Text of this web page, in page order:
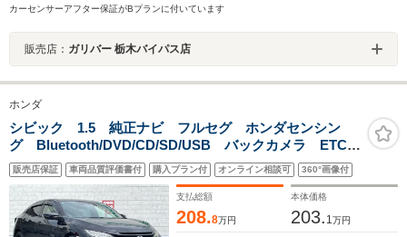
カーセンサーアフター保証がBプランに付いています
販売店： ガリバー 栃木バイパス店
ホンダ
シビック 1.5 純正ナビ フルセグ ホンダセンシン
グ Bluetooth/DVD/CD/SD/USB バックカメラ ETC
衝突軽減 誤発進抑制機能 車線維持支援システム 標
識認識機能 アダプティブ・クルコン
販売店保証 車両品質評価書付 購入プラン付 オンライン相談可 360°画像付
支払総額
208.8万円
本体価格
203. 1 万円